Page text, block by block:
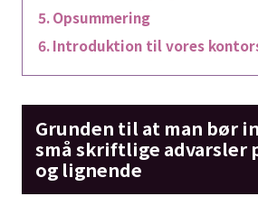
Opsummering
Introduktion til vores
Grunden til at man bør
små skriftlige advarsler
og lignende